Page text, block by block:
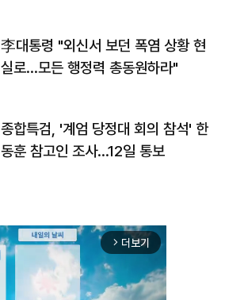
李대통령 "외신서 보던 폭염 상황 현
실로…모든 행정력 총동원하라"
종합특검, '계엄 당정대 회의 참석' 한
동훈 참고인 조사...12일 통보
arrow_forward_ios 더보기